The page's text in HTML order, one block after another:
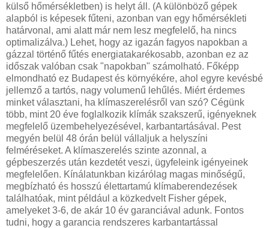
külső hőmérsékletben) is helyt áll. (A különböző gépek
alapból is képesek fűteni, azonban van egy hőmérsékleti
határvonal, ami alatt már nem lesz megfelelő, ha nincs
optimalizálva.) Lehet, hogy az igazán fagyos napokban a
gázzal történő fűtés energiatakarékosabb, azonban ez az
időszak valóban csak "napokban" számolható. Főképp
elmondható ez Budapest és környékére, ahol egyre kevésbé
jellemző a tartós, nagy volumenű lehűlés. Miért érdemes
minket választani, ha klímaszerelésről van szó? Cégünk
több, mint 20 éve foglalkozik klímák szakszerű, igényeknek
megfelelő üzembehelyezésével, karbantartásával. Pest
megyén belül 48 órán belül vállaljuk a helyszíni
felméréseket. A klímaszerelés szinte azonnal, a
gépbeszerzés után kezdetét veszi, ügyfeleink igényeinek
megfelelően. Kínálatunkban kizárólag magas minőségű,
megbízható és hosszú élettartamú klímaberendezések
találhatóak, mint például a közkedvelt Fisher gépek,
amelyeket 3-6, de akár 10 év garanciával adunk. Fontos
tudni, hogy a garancia rendszeres karbantartással